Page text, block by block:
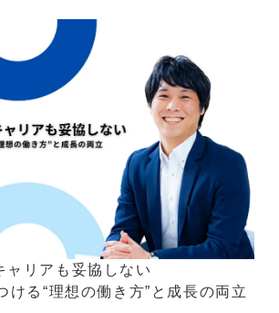
ャリアも妥協しない
る“理想の働き方”と成長の両立